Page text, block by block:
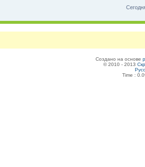
Создано на основе
© 2010 - 2013
Time :